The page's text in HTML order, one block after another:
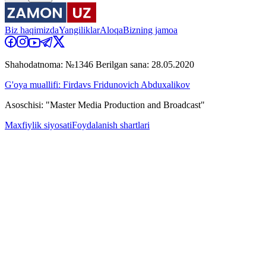
Biz haqimizdaYangiliklarAloqaBizning jamoa
Shahodatnoma: №1346 Berilgan sana: 28.05.2020
G'oya muallifi: Firdavs Fridunovich Abduxalikov
Asoschisi: "Master Media Production and Broadcast"
Maxfiylik siyosatiFoydalanish shartlari